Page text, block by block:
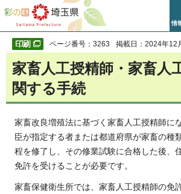
彩の国 埼玉県
情
ページ番号：3263 掲載日：2024年12
家畜人工授精師・家畜人
関する手続
家畜改良増殖法に基づく家畜人工授精師に
臣が指定する者または都道府県が家畜の種
程を修了し、その修業試験に合格した後、
免許を受けることが必要です。
家畜保健衛生所では、家畜人工授精師の免